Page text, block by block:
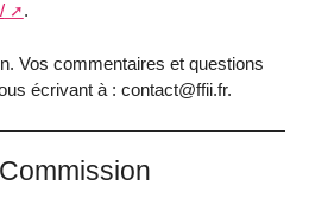
.
Vos commentaires et questions
écrivant à : contact@ffii.fr.